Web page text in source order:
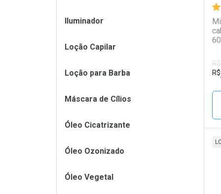
R$
Iluminador
Loção Capilar
Loção para Barba
Máscara de Cílios
Óleo Cicatrizante
Óleo Ozonizado
Óleo Vegetal